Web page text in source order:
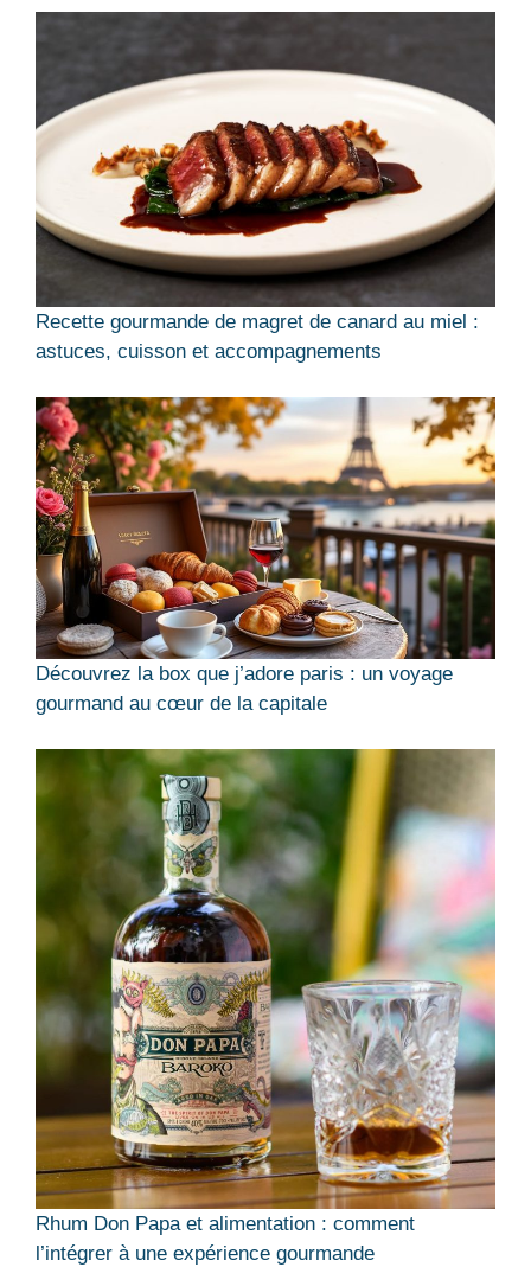
Recette gourmande de magret de canard au miel :
astuces, cuisson et accompagnements
Découvrez la box que j’adore paris : un voyage
gourmand au cœur de la capitale
Rhum Don Papa et alimentation : comment
l’intégrer à une expérience gourmande